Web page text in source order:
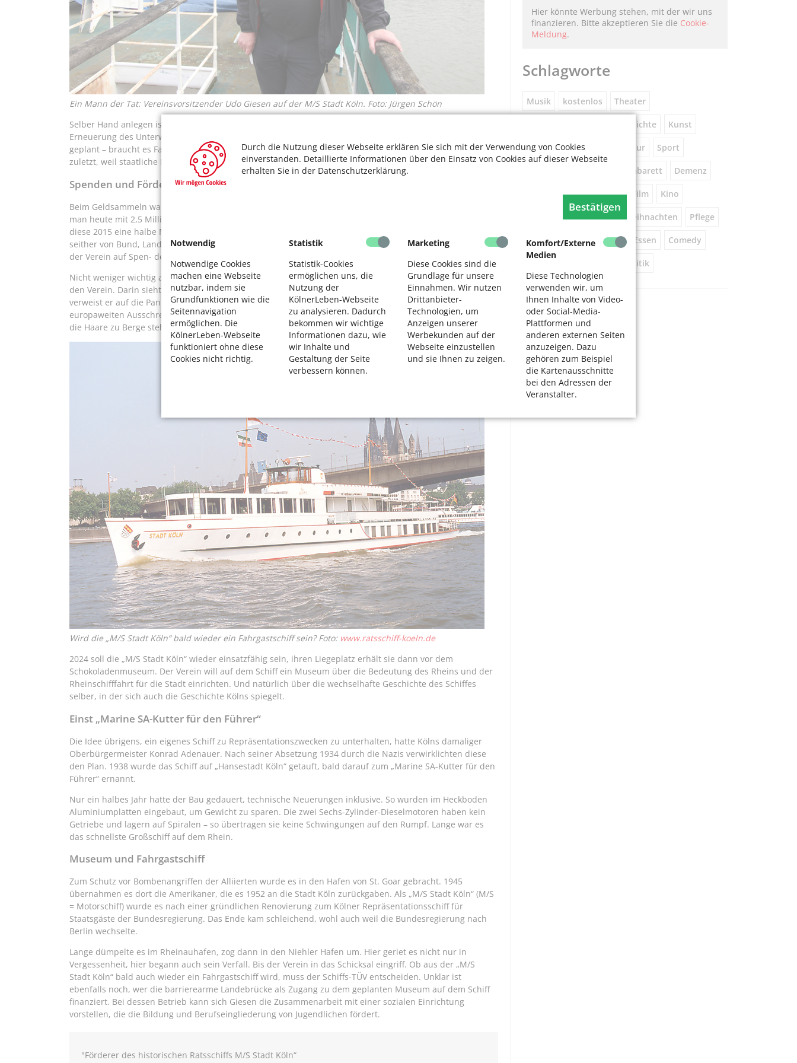
Durch die Nutzung dieser Webseite erklären Sie sich mit der Verwendung von Cookies
einverstanden. Detaillierte Informationen über den Einsatz von Cookies auf dieser Webseite
erhalten Sie in der Datenschutzerklärung.
Bestätigen
Notwendig
Notwendige Cookies
machen eine Webseite
nutzbar, indem sie
Grundfunktionen wie die
Seitennavigation
ermöglichen. Die
KölnerLeben-Webseite
funktioniert ohne diese
Cookies nicht richtig.
Statistik
Statistik-Cookies
ermöglichen uns, die
Nutzung der
KölnerLeben-Webseite
zu analysieren. Dadurch
bekommen wir wichtige
Informationen dazu, wie
wir Inhalte und
Gestaltung der Seite
verbessern können.
Marketing
Diese Cookies sind die
Grundlage für unsere
Einnahmen. Wir nutzen
Drittanbieter-
Technologien, um
Anzeigen unserer
Werbekunden auf der
Webseite einzustellen
und sie Ihnen zu zeigen.
Komfort/Externe
Medien
Diese Technologien
verwenden wir, um
Ihnen Inhalte von Video-
oder Social-Media-
Plattformen und
anderen externen Seiten
anzuzeigen. Dazu
gehören zum Beispiel
die Kartenausschnitte
bei den Adressen der
Veranstalter.
Ein Mann der Tat: Vereinsvorsitzender Udo Giesen auf der M/S Stadt Köln. Foto: Jürgen Schön
Selber Hand anlegen ist allerdings eher die Ausnahme und vor allem beim Entrümpeln nötig. Denn zur
Erneuerung des Unterwasserrumpfes – schon erledigt – oder der elektrischen Anlagen – für den Sommer
geplant – braucht es Fachleute. „Alles muss in enger Absprache mit dem Denkmalschutz geschehen, nicht
zuletzt, weil staatliche Fördergelder eingesetzt werden“, erklärt Udo Giesen.
Spenden und Fördergelder
Beim Geldsammeln waren er und die aktuell rund vierzig Mitglieder schon erfolgreich. Immerhin rechnet
man heute mit 2,5 Millionen Euro Sanierungskosten. Nach ersten Verhandlungen mit der Stadt Köln stellte
diese 2015 eine halbe Millionen Euro bereit. 1,2 Millionen Euro besorgten Giesen und seine Mitstreiter
seither von Bund, Land, der NRW- Stiftung und der Deutschen Stiftung Denkmalschutz. Für den Rest hofft
der Verein auf Spen- den der Kölner Wirtschaft und Bürgerschaft.
Nicht weniger wichtig als die Finanzierung ist die treuhänderische Projektsteuerung der Sanierung durch
den Verein. Darin sieht Udo Giesen die zweite große Aufgabe des Vereins. „Jeder weiß, wie wichtig das ist“,
verweist er auf die Pannen bei aktuellen Großprojekten. Freunde des Vereins helfen etwa, Wege durch den
europaweiten Ausschreibungsdschungel zu finden. Etwas, bei dem selbst erfahrenen Verwaltungsleuten
die Haare zu Berge stehen.
Wird die „M/S Stadt Köln“ bald wieder ein Fahrgastschiff sein? Foto: www.ratsschiff-koeln.de
2024 soll die „M/S Stadt Köln“ wieder einsatzfähig sein, ihren Liegeplatz erhält sie dann vor dem
Schokoladenmuseum. Der Verein will auf dem Schiff ein Museum über die Bedeutung des Rheins und der
Rheinschifffahrt für die Stadt einrichten. Und natürlich über die wechselhafte Geschichte des Schiffes
selber, in der sich auch die Geschichte Kölns spiegelt.
Einst „Marine SA-Kutter für den Führer“
Die Idee übrigens, ein eigenes Schiff zu Repräsentationszwecken zu unterhalten, hatte Kölns damaliger
Oberbürgermeister Konrad Adenauer. Nach seiner Absetzung 1934 durch die Nazis verwirklichten diese
den Plan. 1938 wurde das Schiff auf „Hansestadt Köln“ getauft, bald darauf zum „Marine SA-Kutter für den
Führer“ ernannt.
Nur ein halbes Jahr hatte der Bau gedauert, technische Neuerungen inklusive. So wurden im Heckboden
Aluminiumplatten eingebaut, um Gewicht zu sparen. Die zwei Sechs-Zylinder-Dieselmotoren haben kein
Getriebe und lagern auf Spiralen – so übertragen sie keine Schwingungen auf den Rumpf. Lange war es
das schnellste Großschiff auf dem Rhein.
Museum und Fahrgastschiff
Zum Schutz vor Bombenangriffen der Alliierten wurde es in den Hafen von St. Goar gebracht. 1945
übernahmen es dort die Amerikaner, die es 1952 an die Stadt Köln zurückgaben. Als „M/S Stadt Köln“ (M/S
= Motorschiff) wurde es nach einer gründlichen Renovierung zum Kölner Repräsentationsschiff für
Staatsgäste der Bundesregierung. Das Ende kam schleichend, wohl auch weil die Bundesregierung nach
Berlin wechselte.
Lange dümpelte es im Rheinauhafen, zog dann in den Niehler Hafen um. Hier geriet es nicht nur in
Vergessenheit, hier begann auch sein Verfall. Bis der Verein in das Schicksal eingriff. Ob aus der „M/S
Stadt Köln“ bald auch wieder ein Fahrgastschiff wird, muss der Schiffs-TÜV entscheiden. Unklar ist
ebenfalls noch, wer die barrierearme Landebrücke als Zugang zu dem geplanten Museum auf dem Schiff
finanziert. Bei dessen Betrieb kann sich Giesen die Zusammenarbeit mit einer sozialen Einrichtung
vorstellen, die die Bildung und Berufseingliederung von Jugendlichen fördert.
"Förderer des historischen Ratsschiffs M/S Stadt Köln“
Hier könnte Werbung stehen, mit der wir uns
finanzieren. Bitte akzeptieren Sie die Cookie-
Meldung.
Schlagworte
Musik kostenlos Theater
Geschichte Kunst
Museum Natur Literatur Sport
Kabarett Demenz
Wandern Brauchtum Film Kino
Vorsorge Beratung Weihnachten Pflege
Feste Tanz Vortrag Essen Comedy
Politik